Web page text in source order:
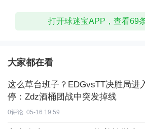
打开球迷宝APP，查看69
大家都在看
这么草台班子？EDGvsTT决胜局进
停：Zdz酒桶团战中突发掉线
0评论 05-16 19:59